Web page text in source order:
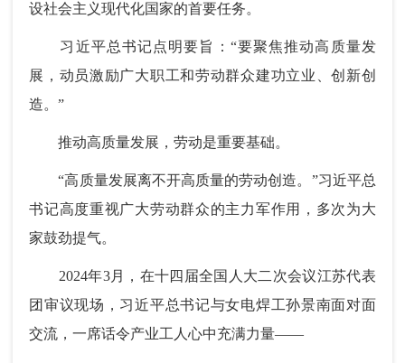
设社会主义现代化国家的首要任务。
习近平总书记点明要旨：“要聚焦推动高质量发
展，动员激励广大职工和劳动群众建功立业、创新创
造。”
推动高质量发展，劳动是重要基础。
“高质量发展离不开高质量的劳动创造。”习近平总
书记高度重视广大劳动群众的主力军作用，多次为大
家鼓劲提气。
2024年3月，在十四届全国人大二次会议江苏代表
团审议现场，习近平总书记与女电焊工孙景南面对面
交流，一席话令产业工人心中充满力量——